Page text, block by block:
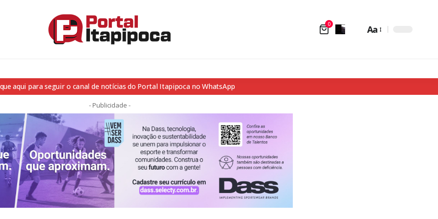
0 Aa
aqui para seguir o canal de notícias do Portal Itapipoca no WhatsApp
- Publicidade -